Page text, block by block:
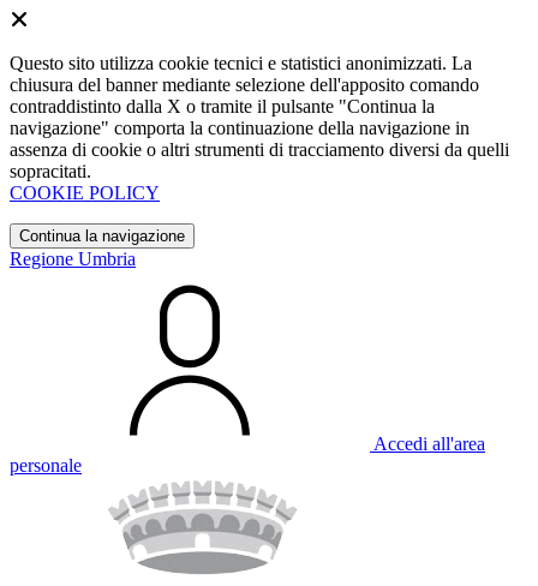
Questo sito utilizza cookie tecnici e statistici anonimizzati. La
chiusura del banner mediante selezione dell'apposito comando
contraddistinto dalla X o tramite il pulsante "Continua la
navigazione" comporta la continuazione della navigazione in
assenza di cookie o altri strumenti di tracciamento diversi da quelli
sopracitati.
COOKIE POLICY
Continua la navigazione
Regione Umbria
Accedi all'area
personale